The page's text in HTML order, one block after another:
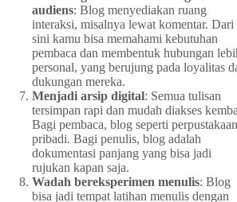
audiens: Blog menyediakan ruang
interaksi, misalnya lewat komentar. Dari
sini kamu bisa memahami kebutuhan
pembaca dan membentuk hubungan
personal, yang berujung pada loyalitas
dukungan mereka.
Menjadi arsip digital: Semua tulisan
tersimpan rapi dan mudah diakses
Bagi pembaca, blog seperti perpustakaan
pribadi. Bagi penulis, blog adalah
dokumentasi panjang yang bisa jadi
rujukan kapan saja.
Wadah bereksperimen menulis: Blog
bisa jadi tempat latihan menulis dengan